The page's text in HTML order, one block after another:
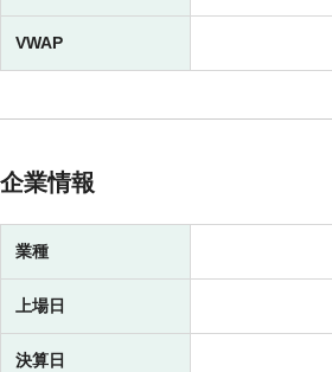
VWAP
企業情報
業種
上場日
決算日